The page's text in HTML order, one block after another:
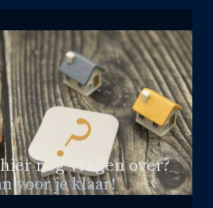
nog vragen over?
voor je klaar!